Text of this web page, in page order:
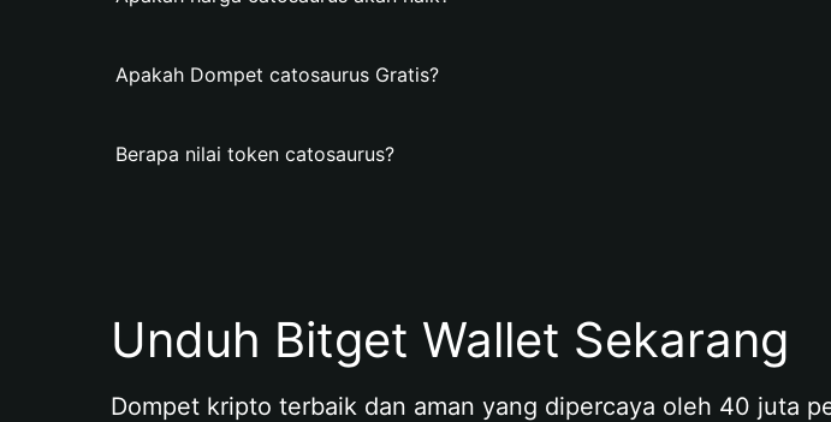
Apakah Dompet catosaurus Gratis?
Berapa nilai token catosaurus?
Unduh Bitget Wallet Sekarang
Dompet kripto terbaik dan aman yang dipercaya oleh 40 juta